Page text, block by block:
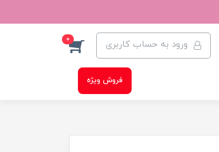
ورود به حساب کاربری 0
فروش ویژه